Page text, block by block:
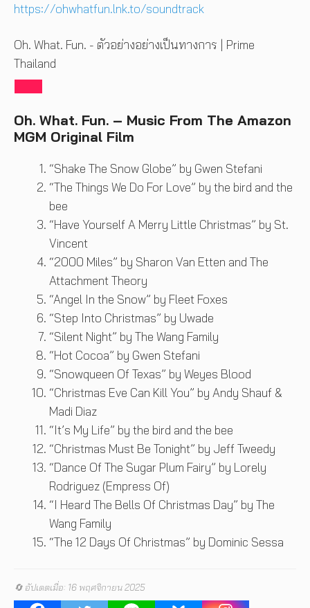
https://ohwhatfun.lnk.to/soundtrack
Oh. What. Fun. - ตัวอย่างอย่างเป็นทางการ | Prime
Thailand
Oh. What. Fun. – Music From The Amazon
MGM Original Film
“Shake The Snow Globe” by Gwen Stefani
“The Things We Do For Love” by the bird and the
bee
“Have Yourself A Merry Little Christmas” by St.
Vincent
“2000 Miles” by Sharon Van Etten and The
Attachment Theory
“Angel In the Snow” by Fleet Foxes
“Step Into Christmas” by Uwade
“Silent Night” by The Wang Family
“Hot Cocoa” by Gwen Stefani
“Snowqueen Of Texas” by Weyes Blood
“Christmas Eve Can Kill You” by Andy Shauf &
Madi Diaz
“It’s My Life” by the bird and the bee
“Christmas Must Be Tonight” by Jeff Tweedy
“Dance Of The Sugar Plum Fairy” by Lorely
Rodriguez (Empress Of)
“I Heard The Bells Of Christmas Day” by The
Wang Family
“The 12 Days Of Christmas” by Dominic Sessa
🔄 อัปเดตเมื่อ: 16 พฤศจิกายน 2025